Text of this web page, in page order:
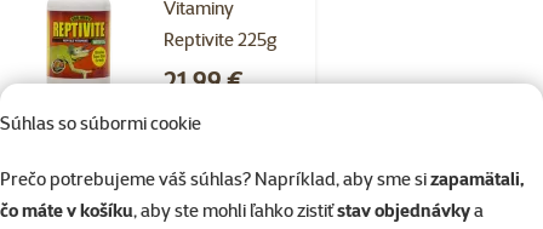
Súhlas so súbormi cookie
Prečo potrebujeme váš súhlas? Napríklad, aby sme sizapamätali,
čo máte v košíku, aby ste mohli ľahko zistiťstav objednávkya
Vitaminy
Reptivite 225g
Cena
21,99 €